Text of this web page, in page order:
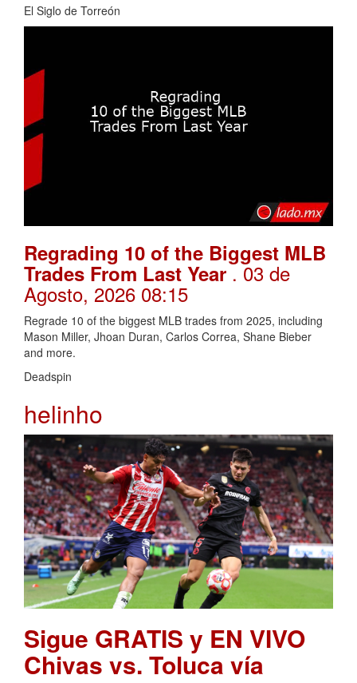
El Siglo de Torreón
Regrading 10 of the Biggest MLB
Trades From Last Year. 03 de
Agosto, 2026 08:15
Regrade 10 of the biggest MLB trades from 2025, including
Mason Miller, Jhoan Duran, Carlos Correa, Shane Bieber
and more.
Deadspin
helinho
Sigue GRATIS y EN VIVO
Chivas vs. Toluca vía